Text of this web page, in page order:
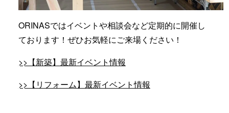
ORINASではイベントや相談会など定期的に開催し
ております！ぜひお気軽にご来場ください！
>>【新築】最新イベント情報
>>【リフォーム】最新イベント情報